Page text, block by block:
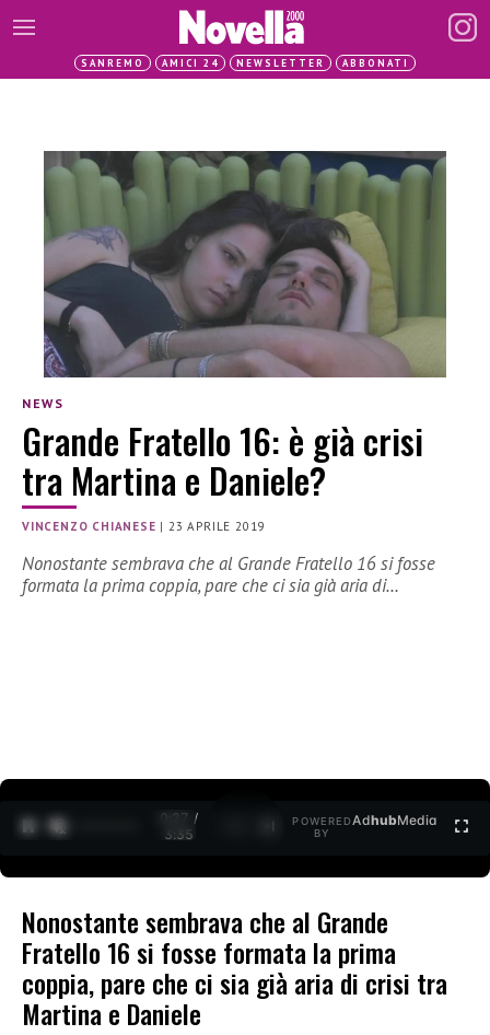
SANREMO AMICI 24 NEWSLETTER ABBONATI
NEWS
Grande Fratello 16: è già crisi
tra Martina e Daniele?
VINCENZO CHIANESE |23 APRILE 2019
Nonostante sembrava che al Grande Fratello 16 si fosse
formata la prima coppia, pare che ci sia già aria di…
0:27 /
3:35
POWERED
BY
AdhubMedia
Nonostante sembrava che al Grande
Fratello 16 si fosse formata la prima
coppia, pare che ci sia già aria di crisi tra
Martina e Daniele